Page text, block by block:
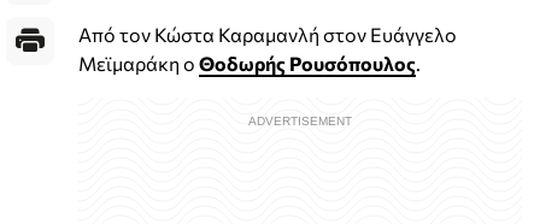
Από τον Κώστα Καραμανλή στον Ευάγγελο
Μεϊμαράκη ο Θοδωρής Ρουσόπουλος.